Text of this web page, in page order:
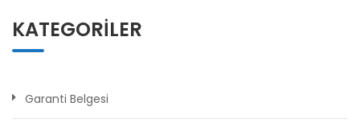
KATEGORILER
Garanti Belgesi